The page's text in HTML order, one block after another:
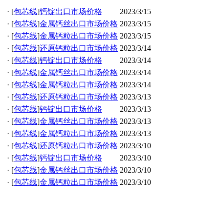
· [包芯线]钙锭出口市场价格
2023/3/15
· [包芯线]金属钙丝出口市场价格 2023/3/15
· [包芯线]金属钙粒出口市场价格 2023/3/15
· [包芯线]还原钙粒出口市场价格 2023/3/14
· [包芯线]钙锭出口市场价格
2023/3/14
· [包芯线]金属钙丝出口市场价格 2023/3/14
· [包芯线]金属钙粒出口市场价格 2023/3/14
· [包芯线]还原钙粒出口市场价格 2023/3/13
· [包芯线]钙锭出口市场价格
2023/3/13
· [包芯线]金属钙丝出口市场价格 2023/3/13
· [包芯线]金属钙粒出口市场价格 2023/3/13
· [包芯线]还原钙粒出口市场价格 2023/3/10
· [包芯线]钙锭出口市场价格
2023/3/10
· [包芯线]金属钙丝出口市场价格 2023/3/10
· [包芯线]金属钙粒出口市场价格 2023/3/10